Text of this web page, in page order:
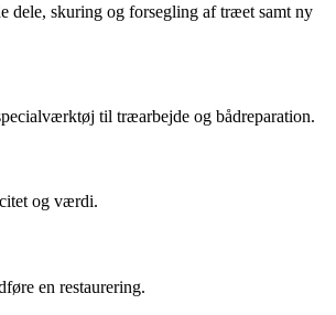
dele, skuring og forsegling af træet samt ny
til træarbejde og bådreparation.
og værdi.
en restaurering.